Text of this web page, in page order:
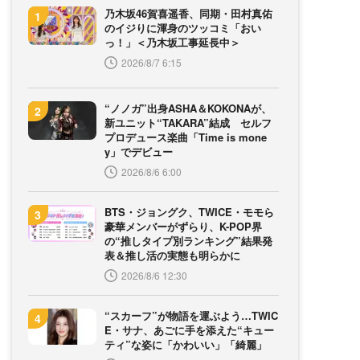
乃木坂46賀喜遥香、同期・田村真佑
のイジりに渾身のツッコミ「おい
っ！」＜乃木坂工事延長中＞
2026/8/7 6:15
“ノノガ”出身ASHA＆KOKONAが、
新ユニット“TAKARA”結成 セルフ
プロデュース楽曲「Time is mone
y」でデビュー
2026/8/6 6:00
BTS・ジョングク、TWICE・モモら
豪華メンバーがずらり、K-POP界
の“推しタイプ別ランキング”結果発
表＆推し活の実態も明らかに
2026/8/6 12:30
“スカーフ”が物語を運ぶよう…TWIC
E・サナ、あごに手を添えた“キュー
ティ”な姿に「かわいい」「綺麗」